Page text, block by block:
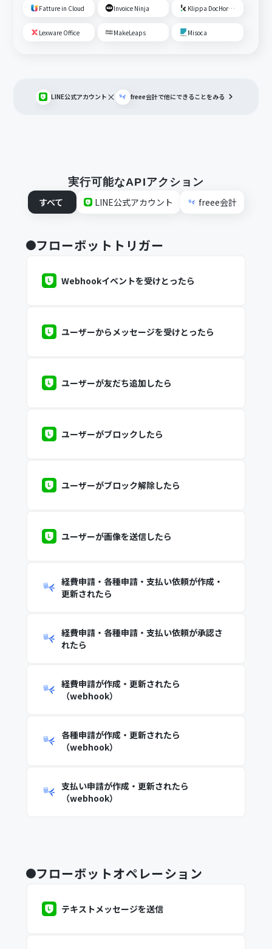
Fatture in Cloud Invoice Ninja Klippa DocHorizon
Lexware Office MakeLeaps Misoca
LINE公式アカウント × freee会計で他にできることをみる
実行可能なAPIアクション
すべて
LINE公式アカウント freee会計
フローボットトリガー
Webhookイベントを受けとったら
ユーザーからメッセージを受けとったら
ユーザーが友だち追加したら
ユーザーがブロックしたら
ユーザーがブロック解除したら
ユーザーが画像を送信したら
経費申請・各種申請・支払い依頼が作成・
更新されたら
経費申請・各種申請・支払い依頼が承認さ
れたら
経費申請が作成・更新されたら
（webhook）
各種申請が作成・更新されたら
（webhook）
支払い申請が作成・更新されたら
（webhook）
フローボットオペレーション
テキストメッセージを送信